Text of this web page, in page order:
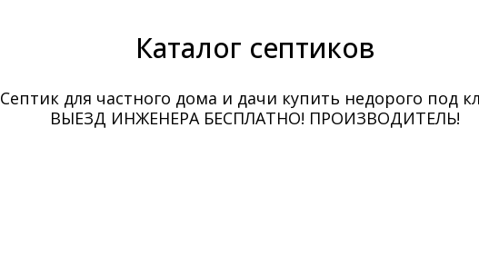
Каталог септиков
Септик для частного дома и дачи купить недорого под
ВЫЕЗД ИНЖЕНЕРА БЕСПЛАТНО! ПРОИЗВОДИТЕЛЬ!